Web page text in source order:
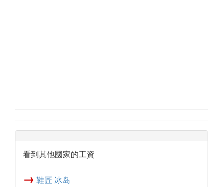
看到其他國家的工資
→ 鞋匠 冰岛